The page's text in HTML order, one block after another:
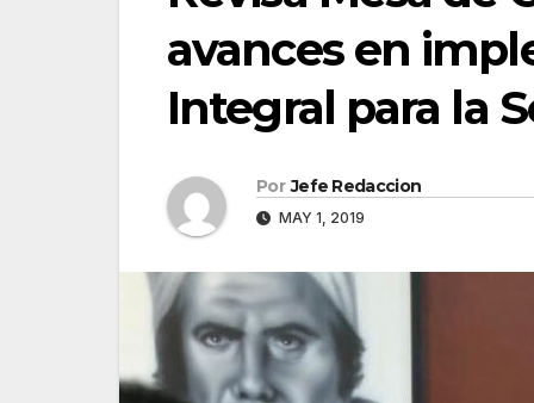
avances en
Integral para la
Por Jefe Redaccion
MAY 1, 2019